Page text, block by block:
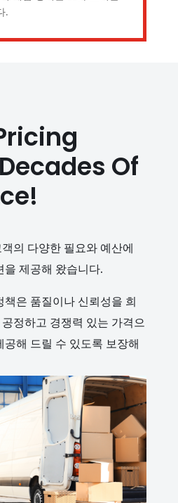
.
Of
의 다양한 필요와 예산에
제공해 왔습니다.
은 품질이나 신뢰성을 희
정하고 경쟁력 있는 가격으
해 드릴 수 있도록 보장해